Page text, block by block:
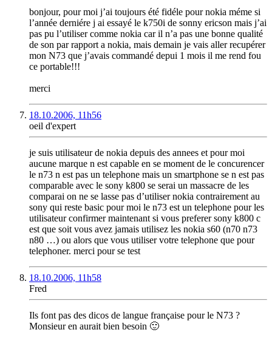
bonjour, pour moi j’ai toujours été fidéle pour nokia méme si
l’année derniére j ai essayé le k750i de sonny ericson mais j’ai
pas pu l’utiliser comme nokia car il n’a pas une bonne qualité
de son par rapport a nokia, mais demain je vais aller recupérer
mon N73 que j’avais commandé depui 1 mois il me rend fou
ce portable!!!
merci
18.10.2006, 11h56
oeil d'expert
je suis utilisateur de nokia depuis des annees et pour moi
aucune marque n est capable en se moment de le concurencer
le n73 n est pas un telephone mais un smartphone se n est pas
comparable avec le sony k800 se serai un massacre de les
comparai on ne se lasse pas d’utiliser nokia contrairement au
sony qui reste basic pour moi le n73 est un telephone pour les
utilisateur confirmer maintenant si vous preferer sony k800 c
est que soit vous avez jamais utilisez les nokia s60 (n70 n73
n80 …) ou alors que vous utiliser votre telephone que pour
telephoner. merci pour se test
18.10.2006, 11h58
Fred
Ils font pas des dicos de langue française pour le N73 ?
Monsieur en aurait bien besoin 🙂